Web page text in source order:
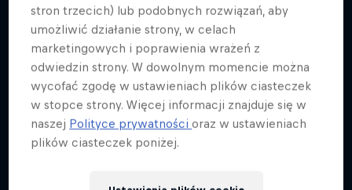
stron trzecich) lub podobnych rozwiązań, aby
umożliwić działanie strony, w celach
marketingowych i poprawienia wrażeń z
odwiedzin strony. W dowolnym momencie można
wycofać zgodę w ustawieniach plików ciasteczek
w stopce strony. Więcej informacji znajduje się w
naszej Polityce prywatnościoraz w ustawieniach
plików ciasteczek poniżej.